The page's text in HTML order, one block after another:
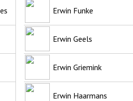
Erwin Funke
Erwin Geels
Erwin Griemink
Erwin Haarmans